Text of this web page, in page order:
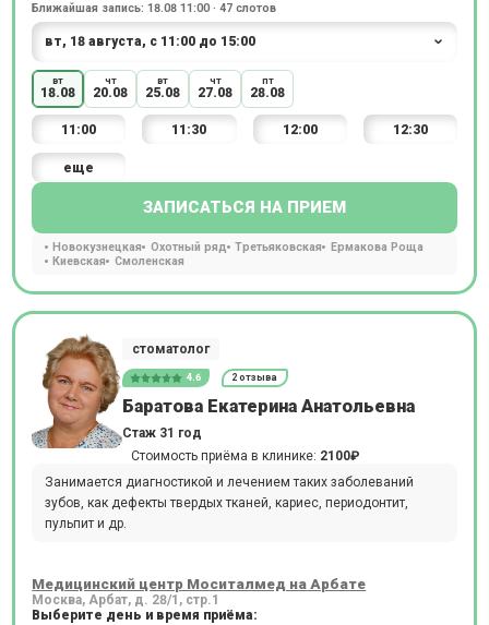
Ближайшая запись: 18.08 11:00 · 47 слотов
вт
18.08
чт
20.08
вт
25.08
чт
27.08
пт
28.08
11:00 11:30 12:00 12:30
еще
ЗАПИСАТЬСЯ НА ПРИЕМ
Новокузнецкая Охотный ряд Третьяковская
Ермакова Роща
Киевская
Смоленская
стоматолог
4.6 2 отзыва
Баратова Екатерина Анатольевна
Стаж 31 год
Стоимость приёма в клинике: 2100₽
Занимается диагностикой и лечением таких заболеваний
зубов, как дефекты твердых тканей, кариес, периодонтит,
пульпит и др.
Медицинский центр Моситалмед на Арбате
Москва, Арбат, д. 28/1, стр.1
Выберите день и время приёма: